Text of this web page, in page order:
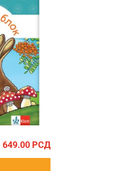
649.00 РСД